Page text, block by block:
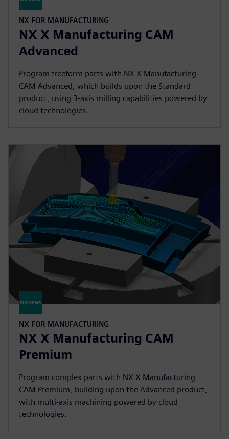
NX FOR MANUFACTURING
NX X Manufacturing CAM
Advanced
Program freeform parts with NX X Manufacturing
CAM Advanced, which builds upon the Standard
product, using 3-axis milling capabilities powered by
cloud technologies.
NX FOR MANUFACTURING
NX X Manufacturing CAM
Premium
Program complex parts with NX X Manufacturing
CAM Premium, building upon the Advanced product,
with multi-axis machining powered by cloud
technologies.